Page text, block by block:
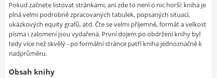
Pokud začnete listovat stránkami, ani zde to není o nic horší: kniha je
plná velmi podrobně zpracovaných tabulek, popsaných situací,
ukázkových equity grafů, atd. Čte se velmi příjemně, formát a velkost
písma i zalomení jsou vydařená. První dojem po obdržení knihy byl
tedy více než skvělý - po formální stránce patří kniha jednoznačně k
nadprůměru.
Obsah knihy